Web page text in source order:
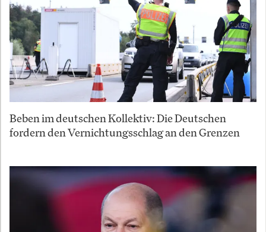
Beben im deutschen Kollektiv: Die Deutschen
fordern den Vernichtungsschlag an den Grenzen